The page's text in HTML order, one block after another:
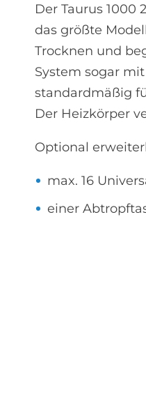
Der Taurus 1000
das größte
Trocknen und
System sogar
standardmäßig
Der Heizkörper
Optional
max. 16
einer